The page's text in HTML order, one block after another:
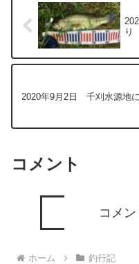
り
2020年9月2日 千刈水源地
コメント
コメ
ホーム 釣行記